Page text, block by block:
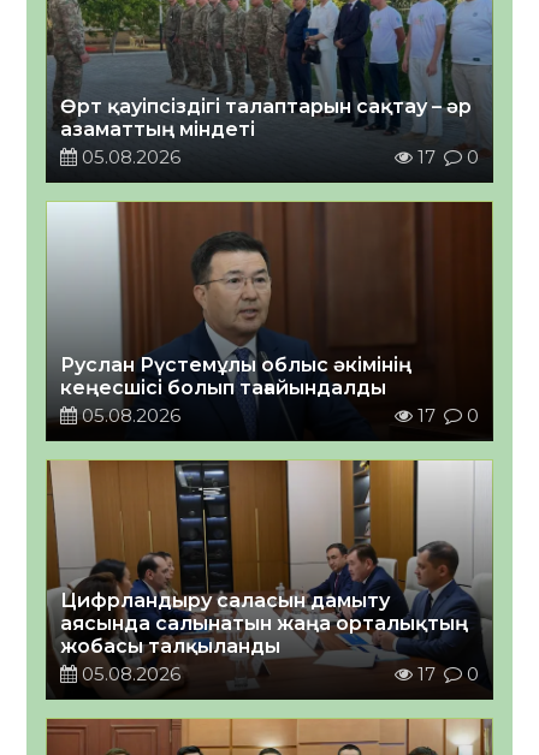
Өрт қауіпсіздігі талаптарын сақтау – әр
азаматтың міндеті
05.08.2026
17 0
Руслан Рүстемұлы облыс әкімінің
кеңесшісі болып тағайындалды
05.08.2026
17 0
Цифрландыру саласын дамыту
аясында салынатын жаңа орталықтың
жобасы талқыланды
05.08.2026
17 0